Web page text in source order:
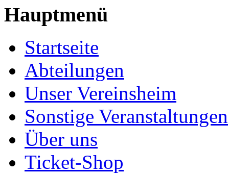
Hauptmenü
Startseite
Abteilungen
Unser Vereinsheim
Sonstige Veranstaltungen
Über uns
Ticket-Shop